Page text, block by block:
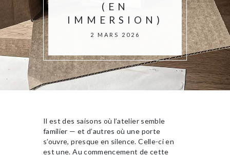
(EN
IMMERSION)
2 MARS 2026
Il est des saisons où l’atelier semble
familier — et d’autres où une porte
s’ouvre, presque en silence. Celle-ci en
est une. Au commencement de cette